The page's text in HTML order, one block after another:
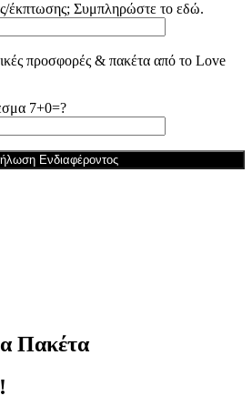
έκπτωσης; Συμπληρώστε το εδώ.
προσφορές & πακέτα από το Love
7+0=?
Πακέτα